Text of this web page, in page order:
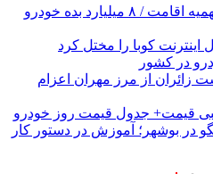
کاسبی خارج‌نشین‌ها با سهمیه اقامت / ۸ میلیارد بده خودرو
کوبا را مختل کرد
زائران از مرز مهران اعزام
قیمت+ جدول قیمت روز خودرو
در بوشهر؛ آموزش در دستور کار